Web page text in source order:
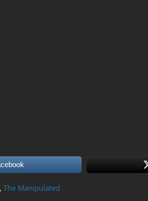
, The Manipulated